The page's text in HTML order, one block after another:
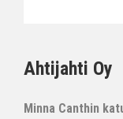
Ahtijahti Oy
Minna Canthin